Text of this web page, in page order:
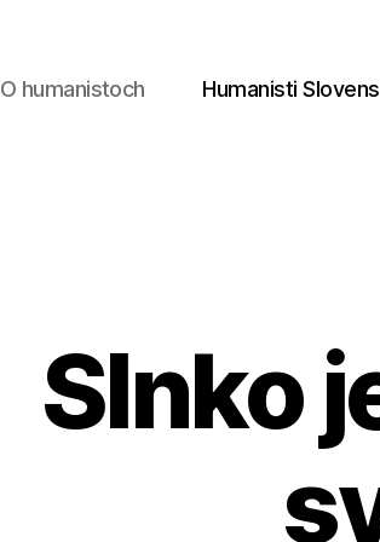
O humanistoch Humanisti
Slnko